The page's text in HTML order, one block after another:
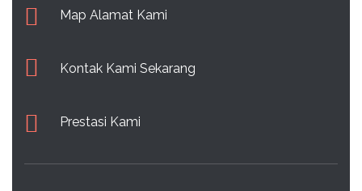
Map Alamat Kami
Kontak Kami Sekarang
Prestasi Kami